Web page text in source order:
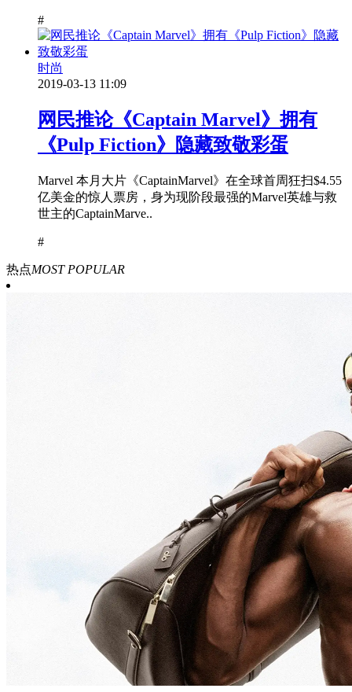
#
时尚
2019-03-13 11:09
网民推论《Captain Marvel》拥有
《Pulp Fiction》隐藏致敬彩蛋
Marvel 本月大片《CaptainMarvel》在全球首周狂扫$4.55
亿美金的惊人票房，身为现阶段最强的Marvel英雄与救
世主的CaptainMarve..
#
热点MOST POPULAR